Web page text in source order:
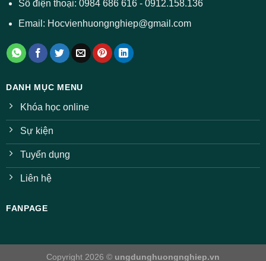
Số điện thoại: 0984 686 616 - 0912.158.136
Email: Hocvienhuongnghiep@gmail.com
DANH MỤC MENU
Khóa học online
Sự kiện
Tuyển dụng
Liên hệ
FANPAGE
Copyright 2026 © ungdunghuongnghiep.vn